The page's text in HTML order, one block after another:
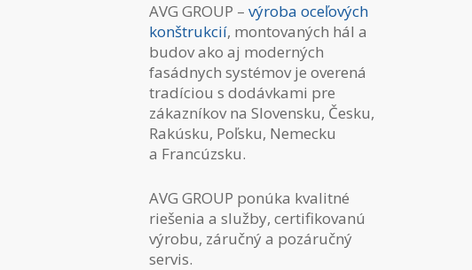
AVG GROUP –výroba oceľových
konštrukcií, montovaných hál a
budov ako aj moderných
fasádnych systémov je overená
tradíciou s dodávkami pre
zákazníkov na Slovensku, Česku,
Rakúsku, Poľsku, Nemecku
a Francúzsku.
AVG GROUP ponúka kvalitné
riešenia a služby, certifikovanú
výrobu, záručný a pozáručný
servis.